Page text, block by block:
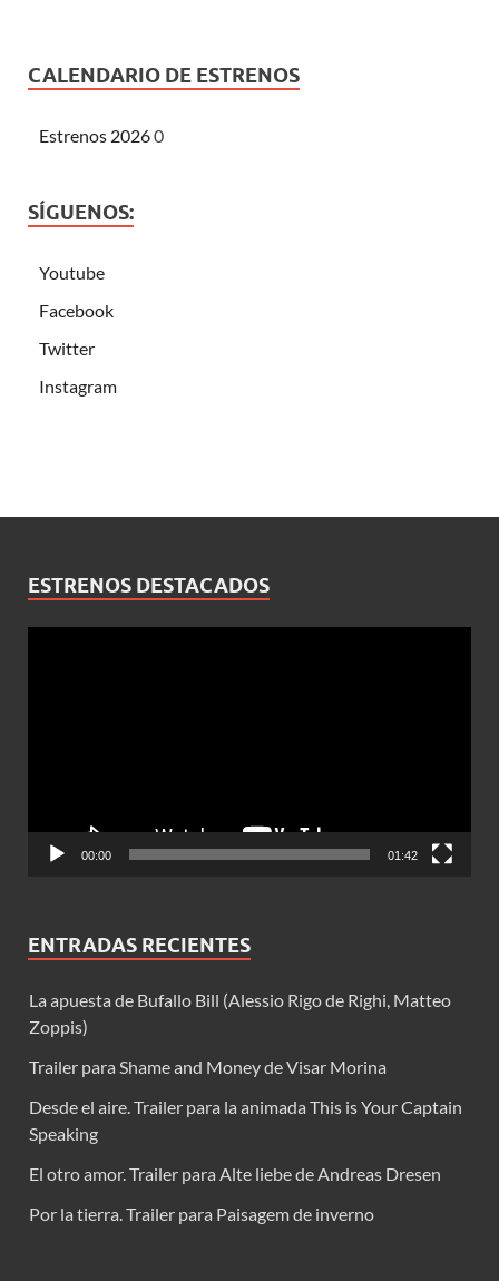
CALENDARIO DE ESTRENOS
Estrenos 20260
SÍGUENOS:
Youtube
Facebook
Twitter
Instagram
ESTRENOS DESTACADOS
00:00 01:42
ENTRADAS RECIENTES
La apuesta de Bufallo Bill (Alessio Rigo de Righi, Matteo
Zoppis)
Trailer para Shame and Money de Visar Morina
Desde el aire. Trailer para la animada This is Your Captain
Speaking
El otro amor. Trailer para Alte liebe de Andreas Dresen
Por la tierra. Trailer para Paisagem de inverno